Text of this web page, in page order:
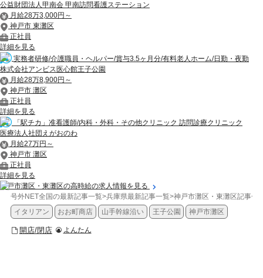
公益財団法人甲南会 甲南訪問看護ステーション
月給28万3,000円～
神戸市 東灘区
正社員
詳細を見る
実務者研修/介護職員・ヘルパー/賞与3.5ヶ月分/有料老人ホーム/日勤・夜勤
株式会社アンビス医心館王子公園
月給28万8,900円～
神戸市 灘区
正社員
詳細を見る
「駅チカ」准看護師/内科・外科・その他クリニック 訪問診療クリニック
医療法人社団えがおのわ
月給27万円～
神戸市 灘区
正社員
詳細を見る
神戸市灘区・東灘区の高時給の求人情報を見る
号外NET全国の最新記事一覧>兵庫県最新記事一覧>神戸市灘区・東灘区記事一
イタリアン
おお町商店 山手幹線沿い 王子公園 神戸市灘区
開店/閉店 よんたん